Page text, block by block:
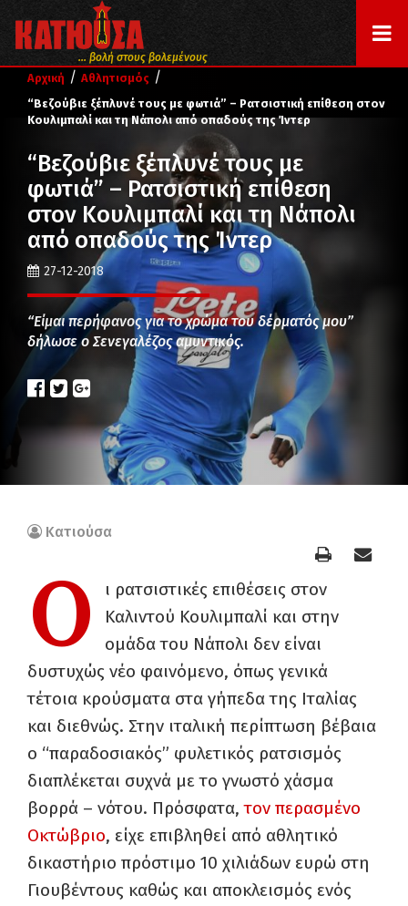
... βολή στους βολεμένους
Αρχική / Αθλητισμός /
“Βεζούβιε ξέπλυνέ τους με φωτιά” – Ρατσιστική επίθεση στον
Κουλιμπαλί και τη Νάπολι από οπαδούς της Ίντερ
“Βεζούβιε ξέπλυνέ τους με
φωτιά” – Ρατσιστική επίθεση
στον Κουλιμπαλί και τη Νάπολι
από οπαδούς της Ίντερ
27-12-2018
“Είμαι περήφανος για το χρώμα του δέρματός μου”
δήλωσε ο Σενεγαλέζος αμυντικός.
Κατιούσα
Ο
ι ρατσιστικές επιθέσεις στον
Καλιντού Κουλιμπαλί και στην
ομάδα του Νάπολι δεν είναι
δυστυχώς νέο φαινόμενο, όπως γενικά
τέτοια κρούσματα στα γήπεδα της Ιταλίας
και διεθνώς. Στην ιταλική περίπτωση βέβαια
ο “παραδοσιακός” φυλετικός ρατσισμός
διαπλέκεται συχνά με το γνωστό χάσμα
βορρά – νότου. Πρόσφατα,τον περασμένο
Οκτώβριο, είχε επιβληθεί από αθλητικό
δικαστήριο πρόστιμο 10 χιλιάδων ευρώ στη
Γιουβέντους καθώς και αποκλεισμός ενός